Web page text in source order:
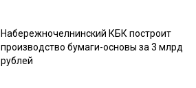
Набережночелнинский КБК построит
производство бумаги-основы за 3 млрд
рублей